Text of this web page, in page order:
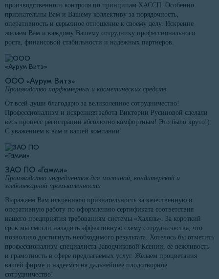
производственного контроля по принципам ХАССП. Особенно
признательны Вам и Вашему коллективу за порядочность,
оперативность и серьезное отношение к своему делу. Искренне
желаем Вам и каждому Вашему сотруднику профессионального
роста, финансовой стабильности и надежных партнеров.
ООО «Аурум Витэ»
Производство парфюмерных и косметических средств
От всей души благодарю за великолепное сотрудничество!
Профессионализм и искренняя забота Виктории Русиновой сделали
весь процесс регистрации абсолютно комфортным! Это было круто!)
С уважением к вам и вашей компании!
ЗАО ПО «Гамми»
Производство ингредиентов для молочной, кондитерской и
хлебопекарной промышленности
Выражаем Вам искреннюю признательность за качественную и
оперативную работу по оформлению сертификата соответствия
нашего предприятия требованиям системы «Халяль». За короткий
срок мы смогли наладить эффективную схему сотрудничества, что
позволило достигнуть необходимого результата. Хотелось бы отметить
профессионализм специалиста Заводчиковой Ксении, ее вежливость
и грамотность в сфере предлагаемых услуг. Желаем процветания
вашей фирме и надеемся на дальнейшее плодотворное
сотрудничество!